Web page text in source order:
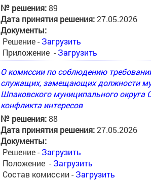
№ решения:89
Дата принятия решения:27.05.2026
Документы:
Решение - Загрузить
Приложение - Загрузить
О комиссии по соблюдению
служащих, замещающих должности
Шпаковского муниципального округа
конфликта интересов
№ решения:88
Дата принятия решения:27.05.2026
Документы:
Решение - Загрузить
Положение - Загрузить
Состав комиссии - Загрузить